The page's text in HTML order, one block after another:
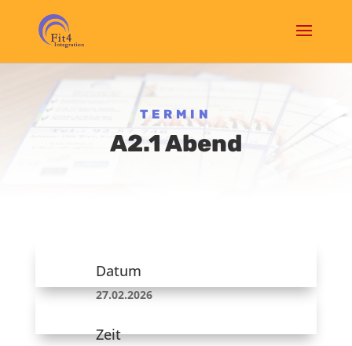
TERMIN
A2.1 Abend
Datum
27.02.2026
Zeit